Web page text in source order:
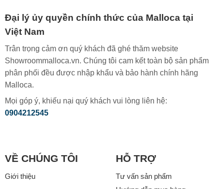
Đại lý ủy quyền chính thức của Malloca tại
Việt Nam
Trân trọng cảm ơn quý khách đã ghé thăm website
Showroommalloca.vn. Chúng tôi cam kết toàn bộ sản phẩm
phân phối đều được nhập khẩu và bảo hành chính hãng
Malloca.
Mọi góp ý, khiếu nại quý khách vui lòng liên hệ:
0904212545
VỀ CHÚNG TÔI
Giới thiệu
HỖ TRỢ
Tư vấn sản phẩm